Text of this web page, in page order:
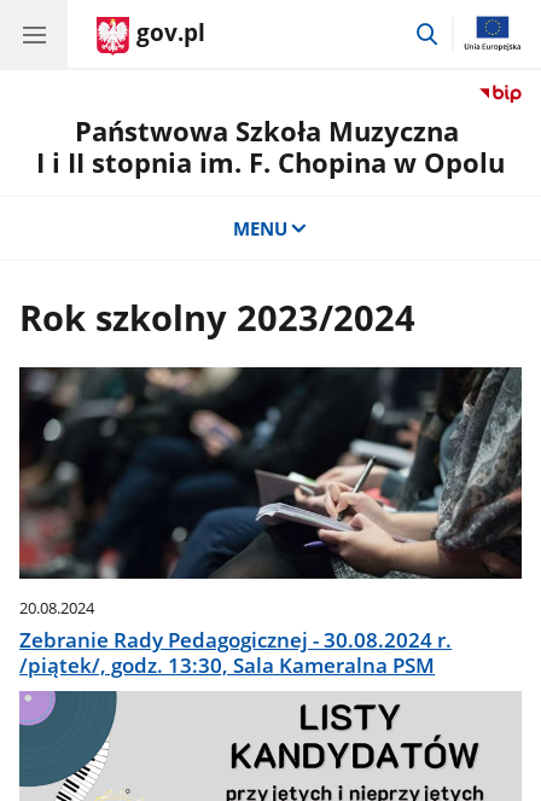
gov.pl
przejdź
Państwowa Szkoła Muzyczna
I i II stopnia im. F. Chopina w Opolu
MENU
Rok szkolny 2023/2024
20.08.2024
Zebranie Rady Pedagogicznej - 30.08.2024 r.
/piątek/, godz. 13:30, Sala Kameralna PSM